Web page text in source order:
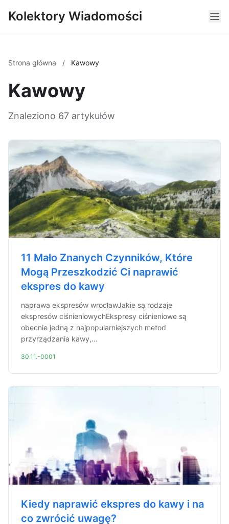
Kolektory Wiadomości
Strona główna / Kawowy
Kawowy
Znaleziono 67 artykułów
11 Mało Znanych Czynników, Które
Mogą Przeszkodzić Ci naprawić
ekspres do kawy
naprawa ekspresów wrocławJakie są rodzaje
ekspresów ciśnieniowychEkspresy ciśnieniowe są
obecnie jedną z najpopularniejszych metod
przyrządzania kawy,...
30.11.-0001
Kiedy naprawić ekspres do kawy i na
co zwrócić uwagę?